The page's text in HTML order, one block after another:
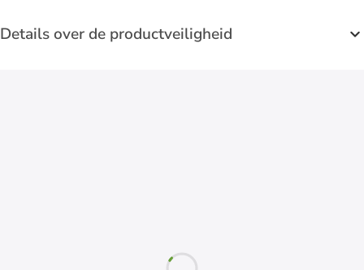
Details over de productveiligheid